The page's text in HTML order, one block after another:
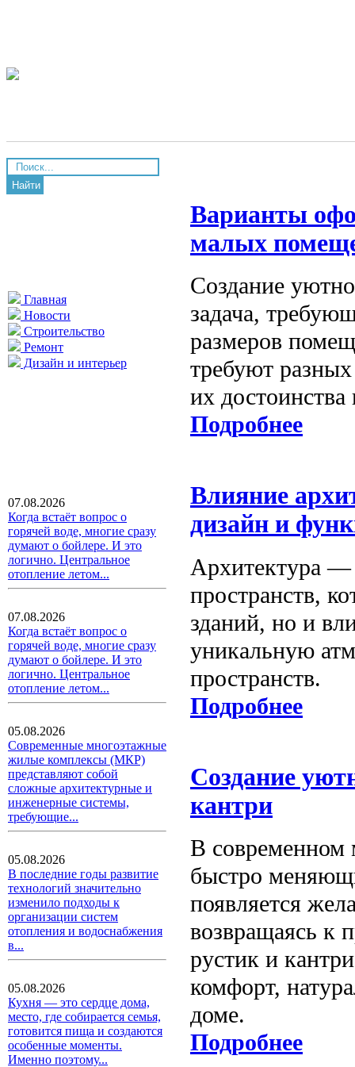
Найти
Главная
Новости
Строительство
Ремонт
Дизайн и интерьер
07.08.2026
Когда встаёт вопрос о
горячей воде, многие сразу
думают о бойлере. И это
логично. Центральное
отопление летом...
07.08.2026
Когда встаёт вопрос о
горячей воде, многие сразу
думают о бойлере. И это
логично. Центральное
отопление летом...
05.08.2026
Современные многоэтажные
жилые комплексы (МКР)
представляют собой
сложные архитектурные и
инженерные системы,
требующие...
05.08.2026
В последние годы развитие
технологий значительно
изменило подходы к
организации систем
отопления и водоснабжения
в...
05.08.2026
Кухня — это сердце дома,
место, где собирается семья,
готовится пища и создаются
особенные моменты.
Именно поэтому...
Варианты
малых
Создание
задача,
размеров
требуют
их
Подробнее
Влияние
дизайн и
Архитектура —
пространств,
зданий, но и
уникальную
пространств.
Подробнее
Создание
кантри
В современном
быстро
появляется
возвращаясь к
рустик и
комфорт,
доме.
Подробнее